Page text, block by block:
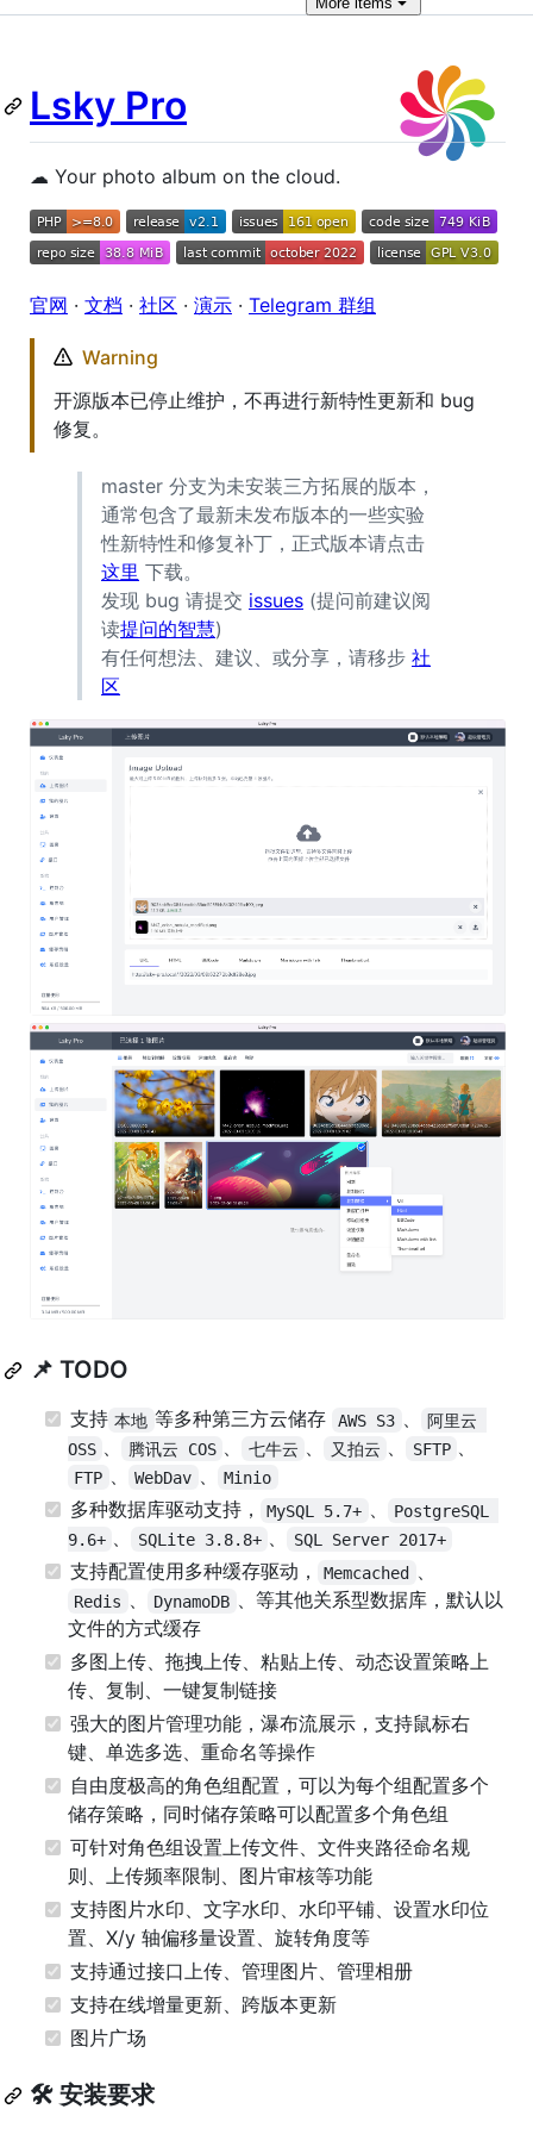
Lsky Pro
☁ Your photo album on the cloud.
官网 · 文档 · 社区 · 演示 · Telegram 群组
Warning
开源版本已停止维护，不再进行新特性更新和 bug
修复。
master 分支为未安装三方拓展的版本，
通常包含了最新未发布版本的一些实验
性新特性和修复补丁，正式版本请点击
这里 下载。
发现 bug 请提交 issues (提问前建议阅
读提问的智慧)
有任何想法、建议、或分享，请移步 社
区
📌 TODO
支持 本地 等多种第三方云储存 AWS S3 、
阿里云
OSS 、 腾讯云 COS 、 七牛云 、 又拍云 、 SFTP 、
FTP 、 WebDav 、 Minio
多种数据库驱动支持， MySQL 5.7+ 、
PostgreSQL
9.6+ 、 SQLite 3.8.8+ 、 SQL Server 2017+
支持配置使用多种缓存驱动， Memcached 、
Redis 、 DynamoDB 、等其他关系型数据库，默认以
文件的方式缓存
多图上传、拖拽上传、粘贴上传、动态设置策略上
传、复制、一键复制链接
强大的图片管理功能，瀑布流展示，支持鼠标右
键、单选多选、重命名等操作
自由度极高的角色组配置，可以为每个组配置多个
储存策略，同时储存策略可以配置多个角色组
可针对角色组设置上传文件、文件夹路径命名规
则、上传频率限制、图片审核等功能
支持图片水印、文字水印、水印平铺、设置水印位
置、X/y 轴偏移量设置、旋转角度等
支持通过接口上传、管理图片、管理相册
支持在线增量更新、跨版本更新
图片广场
🛠 安装要求